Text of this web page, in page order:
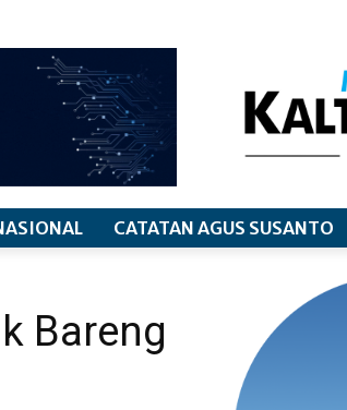
CATATAN AGUS SUSANTO
Bareng